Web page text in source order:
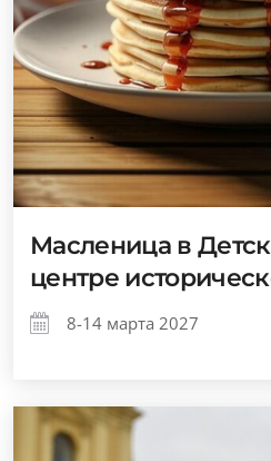
Масленица в
центре
8-14 марта 2027